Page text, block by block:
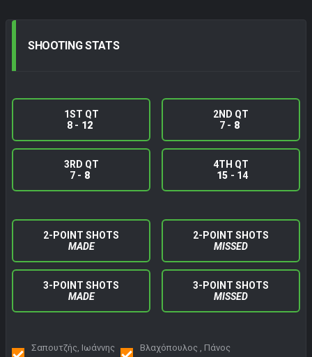
SHOOTINGSTATS
1ST QT
8 - 12
2ND QT
7 - 8
3RD QT
7 - 8
4TH QT
15 - 14
2-POINT SHOTS
MADE
2-POINT SHOTS
MISSED
3-POINT SHOTS
MADE
3-POINT SHOTS
MISSED
Σαπουτζής, Ιωάννης
Βλαχόπουλος , Πάνος